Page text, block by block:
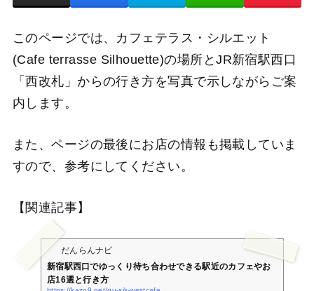
このページでは、カフェテラス・シルエット
(Cafe terrasse Silhouette)の場所とJR新宿駅西口
「西改札」からの行き方を写真で示しながらご案
内します。
また、ページの最後にお店の情報も掲載していま
すので、参考にしてください。
【関連記事】
だんらんナビ
新宿駅西口でゆっくり待ち合わせできる駅近のカフェやお
店16選と行き方